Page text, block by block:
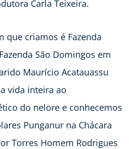
Carla Teixeira.
que criamos é Fazenda
São Domingos em
Maurício Acatauassu
vida inteira ao
do nelore e conhecemos
Punganur na Chácara
Torres Homem Rodrigues